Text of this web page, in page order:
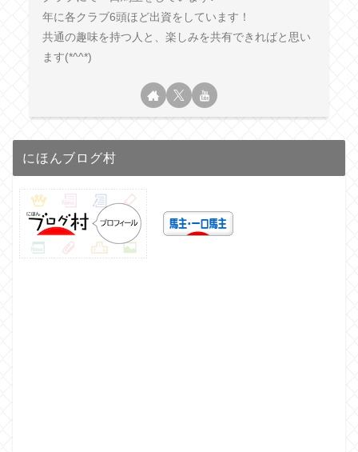
年に各クラブ6頭ほど出資をしています！
共通の趣味を持つ人と、楽しみを共有できればと思い
ます(*^^*)
にほんブログ村